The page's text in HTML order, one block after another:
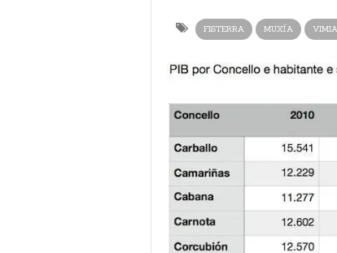
FISTERRA MUXÍA